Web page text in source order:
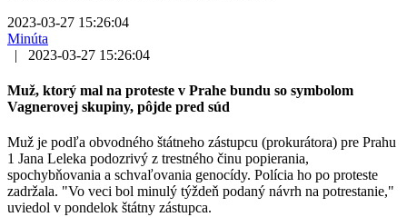
2023-03-27 15:26:04
Minúta
|
2023-03-27 15:26:04
Muž, ktorý mal na proteste v Prahe bundu so symbolom
Vagnerovej skupiny, pôjde pred súd
Muž je podľa obvodného štátneho zástupcu (prokurátora) pre Prahu
1 Jana Leleka podozrivý z trestného činu popierania,
spochybňovania a schvaľovania genocídy. Polícia ho po proteste
zadržala. "Vo veci bol minulý týždeň podaný návrh na potrestanie,"
uviedol v pondelok štátny zástupca.